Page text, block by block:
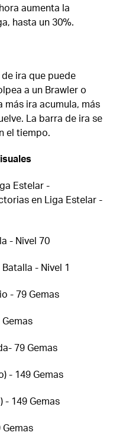
aumenta la
hasta un 30%.
ira que puede
a un Brawler o
más ira acumula, más
La barra de ira se
el tiempo.
Estelar -
en Liga Estelar -
- Nivel 70
- Nivel 1
- 79 Gemas
79 Gemas
- 149 Gemas
- 149 Gemas